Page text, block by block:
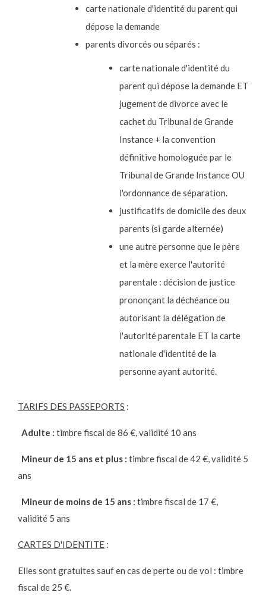
carte nationale d'identité du parent qui
dépose la demande
parents divorcés ou séparés :
carte nationale d'identité du
parent qui dépose la demande ET
jugement de divorce avec le
cachet du Tribunal de Grande
Instance + la convention
définitive homologuée par le
Tribunal de Grande Instance OU
l'ordonnance de séparation.
justificatifs de domicile des deux
parents (si garde alternée)
une autre personne que le père
et la mère exerce l'autorité
parentale : décision de justice
prononçant la déchéance ou
autorisant la délégation de
l'autorité parentale ET la carte
nationale d'identité de la
personne ayant autorité.
TARIFS DES PASSEPORTS :
Adulte : timbre fiscal de 86 €, validité 10 ans
Mineur de 15 ans et plus : timbre fiscal de 42 €, validité 5
ans
Mineur de moins de 15 ans : timbre fiscal de 17 €,
validité 5 ans
CARTES D'IDENTITE :
Elles sont gratuites sauf en cas de perte ou de vol : timbre
fiscal de 25 €.